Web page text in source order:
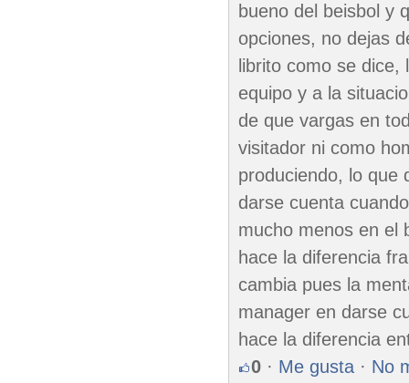
bueno del beisbol y
opciones, no dejas
librito como se
equipo y a la
de que vargas en
visitador ni como
produciendo, lo que
darse cuenta
mucho menos en el
hace la diferencia
cambia pues la
manager en darse
hace la diferencia
0 · Me gusta · No